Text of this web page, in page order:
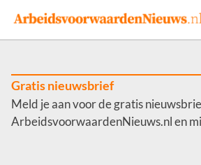
Events
Adverteren
Werkgevers
Contact
Gratis nieuwsbrief
Meld je aan voor de gratis
ArbeidsvoorwaardenNieuws.nl en